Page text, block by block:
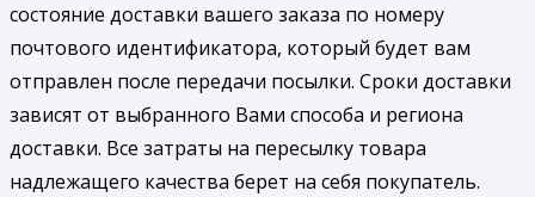
состояние доставки вашего заказа по номеру
почтового идентификатора, который будет вам
отправлен после передачи посылки. Сроки доставки
зависят от выбранного Вами способа и региона
доставки. Все затраты на пересылку товара
надлежащего качества берет на себя покупатель.